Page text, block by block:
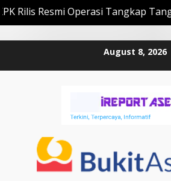
Tangkap Tangan (OTT) Bupati
August 8, 2026